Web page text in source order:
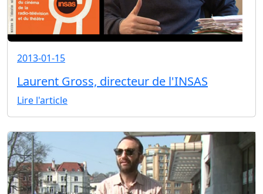
2013-01-15
Laurent Gross, directeur de l'INSAS
Lire l'article